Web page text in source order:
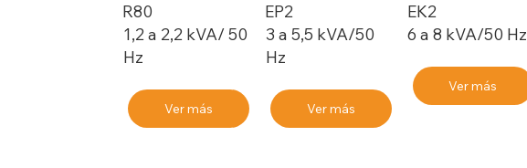
R80
1,2 a 2,2 kVA/ 50
Hz
Ver más
EP2
3 a 5,5 kVA/50
Hz
Ver más
EK2
6 a 8 kVA/50 Hz
Ver más